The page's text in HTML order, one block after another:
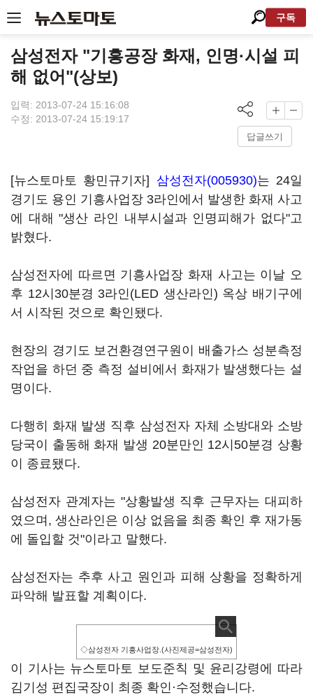
구독
삼성전자 "기흥공장 화재, 인명·시설 피
해 없어"(상보)
입력: 2013-07-24 15:16:08
수정: 2013-07-24 15:19:17
답글쓰기
[뉴스토마토 황민규기자] 삼성전자(005930)는 24일
경기도 용인 기흥사업장 3라인에서 발생한 화재 사고
에 대해 "생산 라인 내부시설과 인명피해가 없다"고
밝혔다.
삼성전자에 따르면 기흥사업장 화재 사고는 이날 오
후 12시30분경 3라인(LED 생산라인) 옥상 배기구에
서 시작된 것으로 확인됐다.
현장의 경기도 보건환경연구원이 배출가스 성분측정
작업을 하던 중 측정 설비에서 화재가 발생했다는 설
명이다.
다행히 화재 발생 직후 삼성전자 자체 소방대와 소방
당국이 출동해 화재 발생 20분만인 12시50분경 상황
이 종료됐다.
삼성전자 관계자는 "상황발생 직후 근무자는 대피하
였으며, 생산라인은 이상 없음을 최종 확인 후 재가동
에 돌입할 것"이라고 말했다.
삼성전자는 추후 사고 원인과 피해 상황을 정확하게
파악해 발표할 계획이다.
◇삼성전자 기흥사업장.(사진제공=삼성전자)
이 기사는 뉴스토마토 보도준칙 및 윤리강령에 따라
김기성 편집국장이 최종 확인·수정했습니다.